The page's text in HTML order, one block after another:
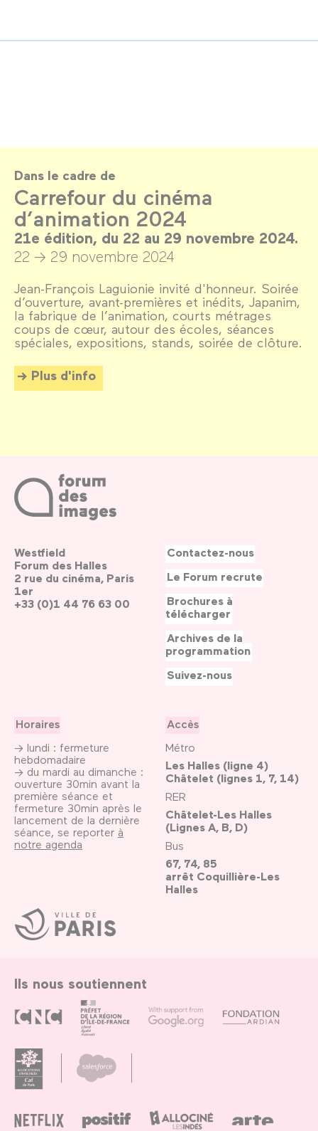
Dans le cadre de
Carrefour du cinéma
d’animation 2024
21e édition, du 22 au 29 novembre 2024.
22 → 29 novembre 2024
Jean-François Laguionie invité d'honneur. Soirée
d’ouverture, avant-premières et inédits, Japanim,
la fabrique de l’animation, courts métrages
coups de cœur, autour des écoles, séances
spéciales, expositions, stands, soirée de clôture.
Plus d'info
Ville
de
Paris
Westfield
Forum des Halles
2 rue du cinéma, Paris
1er
+33 (0)1 44 76 63 00
Horaires
→ lundi : fermeture
hebdomadaire
→ du mardi au dimanche :
ouverture 30min avant la
première séance et
fermeture 30min après le
lancement de la dernière
séance, se reporter à
notre agenda
Accès
Métro
Les Halles (ligne 4)
Châtelet (lignes 1, 7, 14)
RER
Châtelet-Les Halles
(Lignes A, B, D)
Bus
67, 74, 85
arrêt Coquillière-Les
Halles
Contactez-nous
Le Forum recrute
Brochures à
télécharger
Archives de la
programmation
Suivez-nous
Ils nous soutiennent